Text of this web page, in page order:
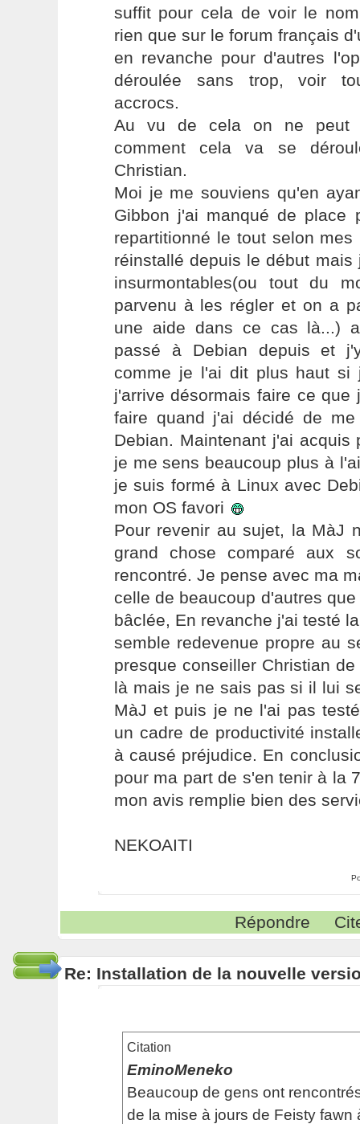
suffit pour cela de voir le
rien que sur le forum français
en revanche pour d'autres
déroulée sans trop, voir
accrocs.
Au vu de cela on ne peut
comment cela va se
Christian.
Moi je me souviens qu'en
Gibbon j'ai manqué de place
repartitionné le tout selon
réinstallé depuis le début
insurmontables(ou tout du
parvenu à les régler et on a
une aide dans ce cas là...)
passé à Debian depuis et
comme je l'ai dit plus haut si
j'arrive désormais faire ce que
faire quand j'ai décidé de
Debian. Maintenant j'ai
je me sens beaucoup plus à
je suis formé à Linux avec
mon OS favori
Pour revenir au sujet, la MàJ
grand chose comparé aux
rencontré. Je pense avec ma
celle de beaucoup d'autres
bâclée, En revanche j'ai testé
semble redevenue propre au
presque conseiller Christian
là mais je ne sais pas si il lui
MàJ et puis je ne l'ai pas
un cadre de productivité
à causé préjudice. En
pour ma part de s'en tenir à la
mon avis remplie bien des
NEKOAITI
Répondre
Re: Installation de la nouvelle
Citation
EminoMeneko
Beaucoup de gens ont
de la mise à jours de Feisty fawn